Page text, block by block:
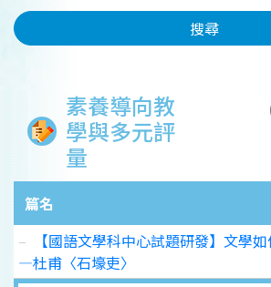
搜尋
素養導向教
學與多元評
量
篇名
【國語文學科中心試題研發】文學
—杜甫〈石壕吏〉